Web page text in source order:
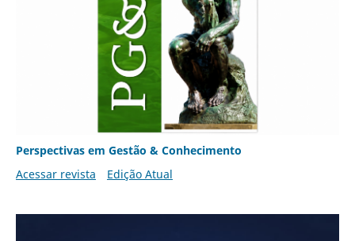
Perspectivas em Gestão & Conhecimento
Acessar revista
Edição Atual